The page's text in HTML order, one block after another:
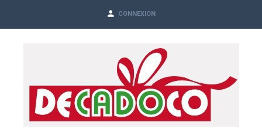
CONNEXION